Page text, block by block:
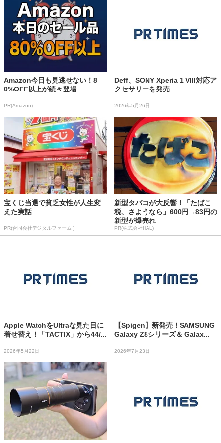
Amazon今日も見逃せない！8
0%OFF以上が続々登場
PR(Amazon)
Deff、SONY Xperia 1 VIII対応ア
クセサリーを発売
2026年5月26日
宝くじ当選で貧乏女性が人生変
えた実話
PR(合同会社デジタルファーム )
新型タバコが大反響！「たばこ
税、さようなら」600円→83円の
新型が爆売れ
PR(株式会社HAL)
Apple WatchをUltraな見た目に
着せ替え！「TACTIX」から44/...
2026年5月22日
【Spigen】新発売！SAMSUNG
Galaxy Z8シリーズ＆ Galax...
2026年7月23日